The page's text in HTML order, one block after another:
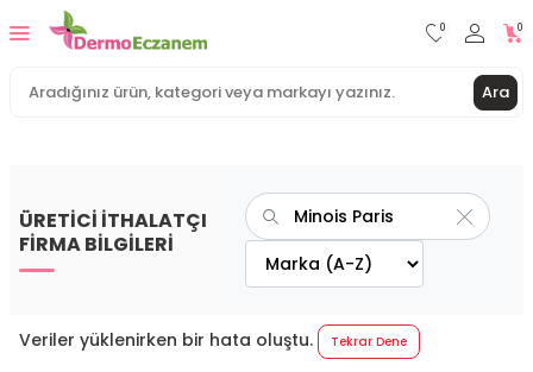
Ara
0 0
ÜRETİCİ İTHALATÇI
FİRMA BİLGİLERİ
Veriler yüklenirken bir hata oluştu. Tekrar Dene